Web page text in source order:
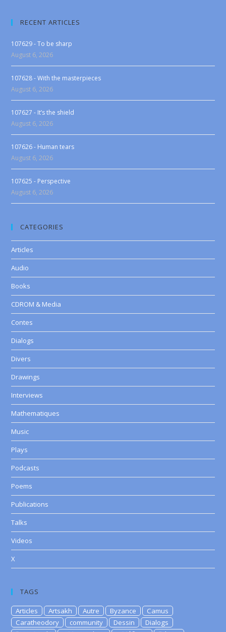
RECENT ARTICLES
107629 - To be sharp
August 6, 2026
107628 - With the masterpieces
August 6, 2026
107627 - It’s the shield
August 6, 2026
107626 - Human tears
August 6, 2026
107625 - Perspective
August 6, 2026
CATEGORIES
Articles
Audio
Books
CDROM & Media
Contes
Dialogs
Divers
Drawings
Interviews
Mathematiques
Music
Plays
Podcasts
Poems
Publications
Talks
Videos
X
TAGS
Articles Artsakh Autre Byzance
Camus
Caratheodory
community Dessin
Dialogs